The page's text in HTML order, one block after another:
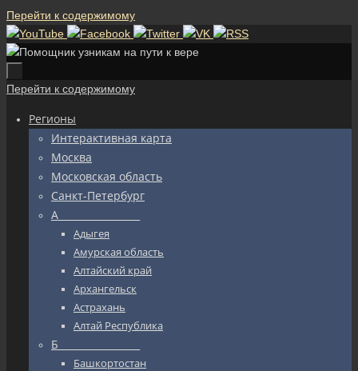
Перейти к содержимому
Перейти к содержимому
Регионы
Интерактивная карта
Москва
Московская область
Санкт-Петербург
А_________________
Адыгея
Амурская область
Алтайский край
Архангельск
Астрахань
Алтай Республика
Б_________________
Башкортостан